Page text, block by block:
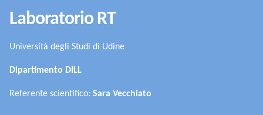
Laboratorio RT
Università degli Studi di Udine
Dipartimento DILL
Referente scientifico: Sara Vecchiato